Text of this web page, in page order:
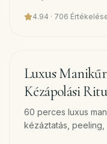
4.94 · 706
Luxus
Kézápolási
60 perces luxus
kézáztatás, peeling,